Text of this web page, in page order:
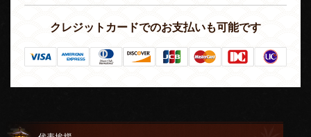
クレジットカードでのお支払いも可能です